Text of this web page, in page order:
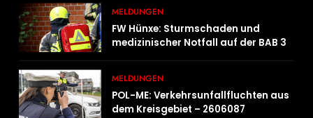
MELDUNGEN
FW Hünxe: Sturmschaden und
medizinischer Notfall auf der BAB 3
MELDUNGEN
POL-ME: Verkehrsunfallfluchten aus
dem Kreisgebiet – 2606087